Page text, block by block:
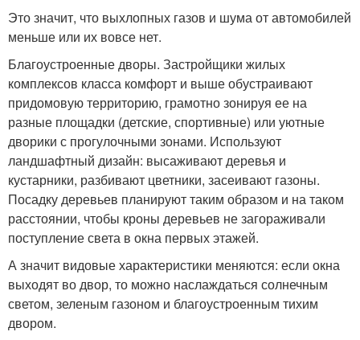
Это значит, что выхлопных газов и шума от автомобилей
меньше или их вовсе нет.
Благоустроенные дворы. Застройщики жилых
комплексов класса комфорт и выше обустраивают
придомовую территорию, грамотно зонируя ее на
разные площадки (детские, спортивные) или уютные
дворики с прогулочными зонами. Используют
ландшафтный дизайн: высаживают деревья и
кустарники, разбивают цветники, засеивают газоны.
Посадку деревьев планируют таким образом и на таком
расстоянии, чтобы кроны деревьев не загораживали
поступление света в окна первых этажей.
А значит видовые характеристики меняются: если окна
выходят во двор, то можно наслаждаться солнечным
светом, зеленым газоном и благоустроенным тихим
двором.